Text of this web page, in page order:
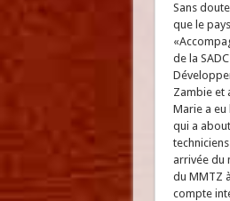
Sans
que le
de la
Zambie et
Marie a
qui a
arrivée du
du MMTZ
compte